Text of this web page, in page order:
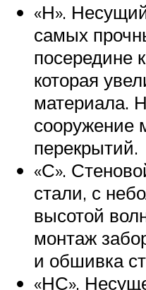
«Н».
самых
посередине
которая
материала.
сооружение
перекрытий.
«С».
стали, с
высотой
монтаж
и обшивка
«НС».